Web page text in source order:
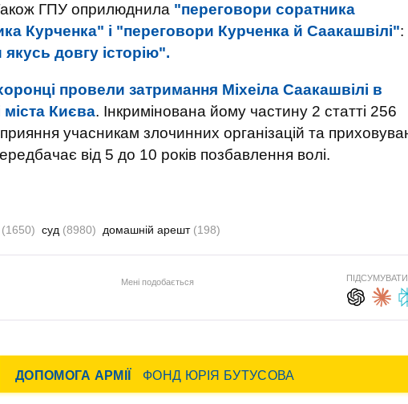
ГПУ оприлюднила "переговори соратника
Курченка" і "переговори Курченка й Саакашвілі":
довгу історію".
провели затримання Міхеіла Саакашвілі в
Києва. Інкримінована йому частину 2 статті 256
учасникам злочинних організацій та
від 5 до 10 років позбавлення волі.
(1650) суд (8980) домашній арешт (198)
Мені подобається